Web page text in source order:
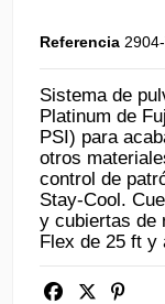
Referencia
Sistema de
Platinum de
PSI) para
otros
control de
Stay-Cool.
y cubiertas de
Flex de 25 ft